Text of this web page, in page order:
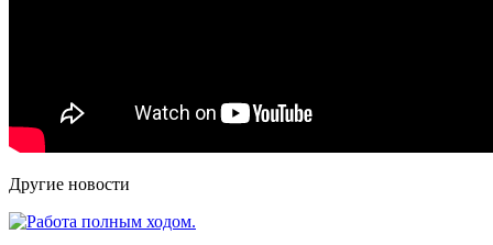
Другие новости